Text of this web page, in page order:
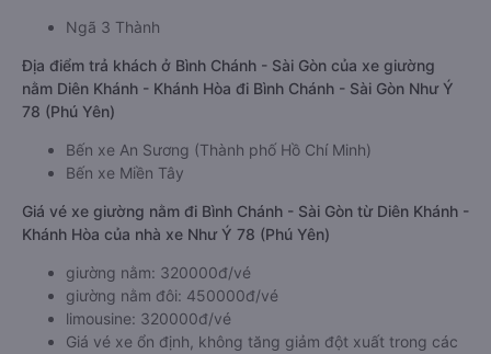
Ngã 3 Thành
Địa điểm trả khách ở Bình Chánh - Sài Gòn của xe giường
nằm Diên Khánh - Khánh Hòa đi Bình Chánh - Sài Gòn Như Ý
78 (Phú Yên)
Bến xe An Sương (Thành phố Hồ Chí Minh)
Bến xe Miền Tây
Giá vé xe giường nằm đi Bình Chánh - Sài Gòn từ Diên Khánh -
Khánh Hòa của nhà xe Như Ý 78 (Phú Yên)
giường nằm: 320000đ/vé
giường nằm đôi: 450000đ/vé
limousine: 320000đ/vé
Giá vé xe ổn định, không tăng giảm đột xuất trong các